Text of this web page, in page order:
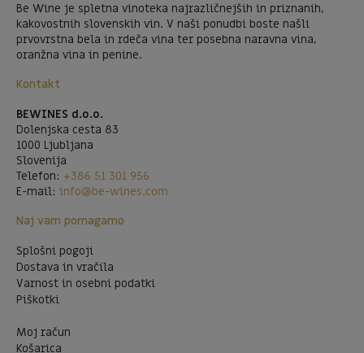
Be Wine je spletna vinoteka najrazličnejših in priznanih,
kakovostnih slovenskih vin. V naši ponudbi boste našli
prvovrstna bela in rdeča vina ter posebna naravna vina,
oranžna vina in penine.
Kontakt
BEWINES d.o.o.
Dolenjska cesta 83
1000 Ljubljana
Slovenija
Telefon: +386 51 301 956
E-mail: info@be-wines.com
Naj vam pomagamo
Splošni pogoji
Dostava in vračila
Varnost in osebni podatki
Piškotki
Moj račun
Košarica